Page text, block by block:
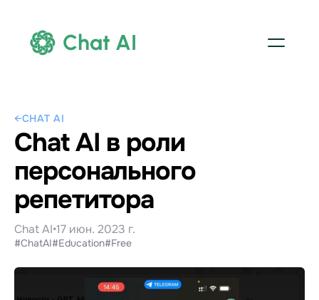
Chat AI
←CHAT AI
Chat AI в роли
персонального
репетитора
Chat AI•17 июн. 2023 г.
#ChatAI#Education#Free